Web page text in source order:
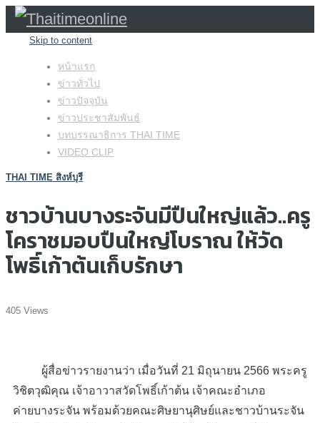
Skip to content
หน้าแรก
ข่าวทั่วไป
ข่าวปัจจุบัน
ข่าวประชาสัมพันธ์
บทบรรณาธิการ THAI TIME
VIDEO CLIP
THAI TIME สิงห์บุรี
ชาวบ้านบางระจันมีปืนใหญ่แล้ว..ครู
โคราชมอบปืนใหญ่โบราณ ให้วัด
โพธิ์เก้าต้นเก็บรักษา
405 Views
ผู้สื่อข่าวรายงานว่า เมื่อวันที่ 21 มิถุนายน 2566 พระครู
วิชิตวุฒิคุณ เจ้าอาวาสวัดโพธิ์เก้าต้น เจ้าคณะอำเภอ
ค่ายบางระจัน พร้อมด้วยคณะศิษยานุศิษย์และชาวบ้านระจัน